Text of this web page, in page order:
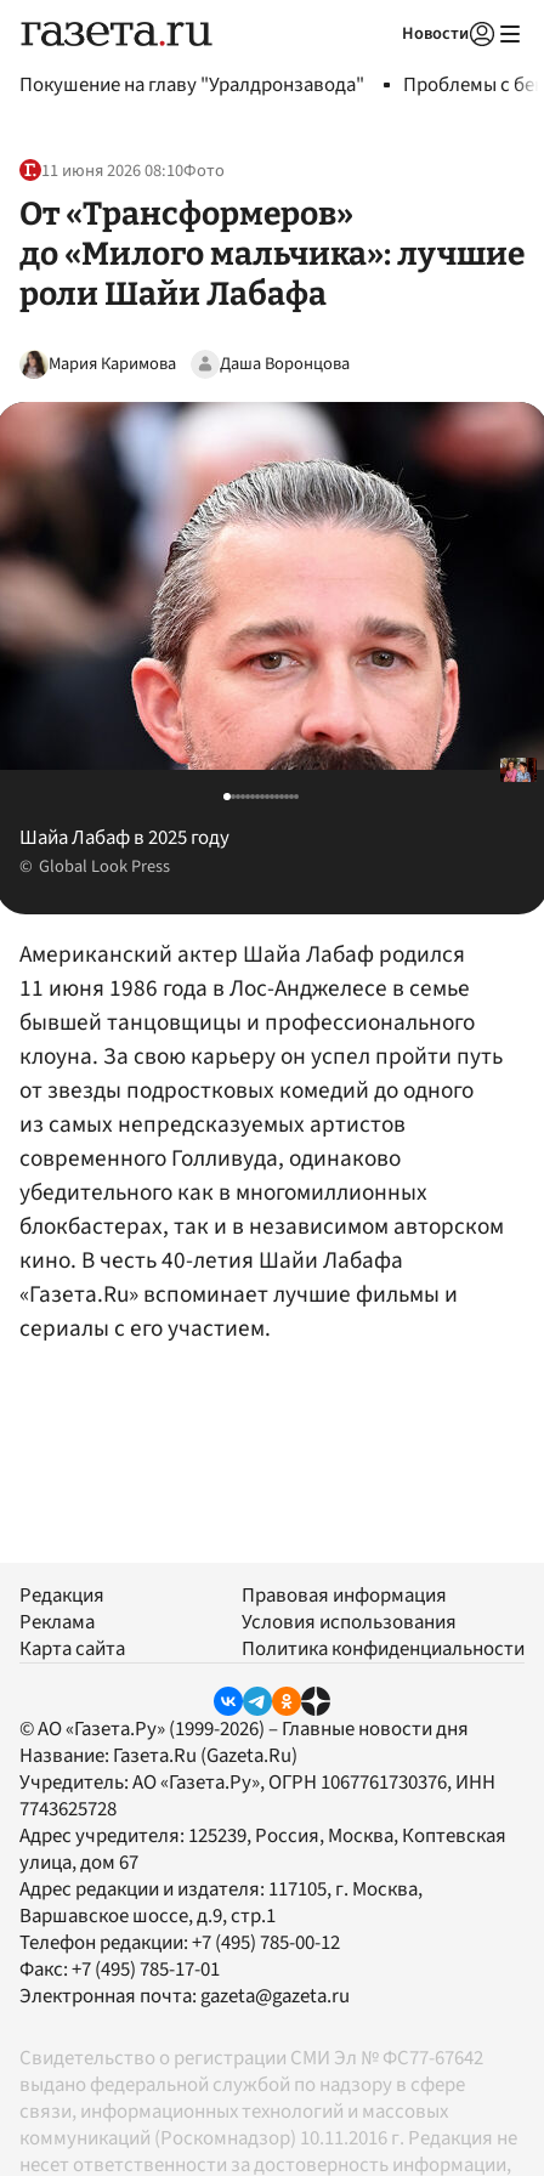
Новости
Покушение на главу "Уралдронзавода" Проблемы с
11 июня 2026 08:10Фото
От «Трансформеров»
до «Милого мальчика»: лучшие
роли Шайи Лабафа
Мария Каримова Даша Воронцова
Шайа Лабаф в 2025 году
Global Look Press
Американский актер Шайа Лабаф родился
11 июня 1986 года в Лос-Анджелесе в семье
бывшей танцовщицы и профессионального
клоуна. За свою карьеру он успел пройти путь
от звезды подростковых комедий до одного
из самых непредсказуемых артистов
современного Голливуда, одинаково
убедительного как в многомиллионных
блокбастерах, так и в независимом авторском
кино. В честь 40-летия Шайи Лабафа
«Газета.Ru» вспоминает лучшие фильмы и
сериалы с его участием.
Редакция
Реклама
Карта сайта
Правовая информация
Условия использования
Политика конфиденциальности
© АО «Газета.Ру» (1999-2026) – Главные новости дня
Название: Газета.Ru (Gazeta.Ru)
Учредитель:АО «Газета.Ру», ОГРН 1067761730376, ИНН
7743625728
Адрес учредителя: 125239, Россия, Москва, Коптевская
улица, дом 67
Адрес редакции и издателя: 117105, г. Москва,
Варшавское шоссе, д.9, стр.1
Телефон редакции:+7 (495) 785-00-12
Факс:+7 (495) 785-17-01
Электронная почта:gazeta@gazeta.ru
Свидетельство о регистрации СМИ Эл № ФС77-67642
выдано федеральной службой по надзору в сфере
связи, информационных технологий и массовых
коммуникаций (Роскомнадзор) 10.11.2016 г. Редакция не
несет ответственности за достоверность информации,